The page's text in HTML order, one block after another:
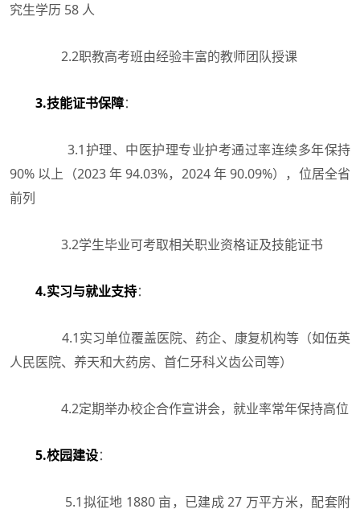
究生学历 58 人
2.2职教高考班由经验丰富的教师团队授课
3.技能证书保障：
3.1护理、中医护理专业护考通过率连续多年保持
90% 以上（2023 年 94.03%，2024 年 90.09%），位居全省
前列
3.2学生毕业可考取相关职业资格证及技能证书
4.实习与就业支持：
4.1实习单位覆盖医院、药企、康复机构等（如伍英
人民医院、养天和大药房、首仁牙科义齿公司等）
4.2定期举办校企合作宣讲会，就业率常年保持高位
5.校园建设：
5.1拟征地 1880 亩，已建成 27 万平方米，配套附